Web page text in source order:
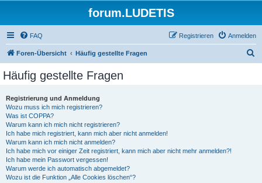
forum.LUDETIS
FAQ Anmelden
Registrieren
Foren-Übersicht Häufig gestellte Fragen
Häufig gestellte Fragen
Registrierung und Anmeldung
Wozu muss ich mich registrieren?
Was ist COPPA?
Warum kann ich mich nicht registrieren?
Ich habe mich registriert, kann mich aber nicht anmelden!
Warum kann ich mich nicht anmelden?
Ich habe mich vor einiger Zeit registriert, kann mich aber nicht mehr anmelden?!
Ich habe mein Passwort vergessen!
Warum werde ich automatisch abgemeldet?
Wozu ist die Funktion „Alle Cookies löschen“?